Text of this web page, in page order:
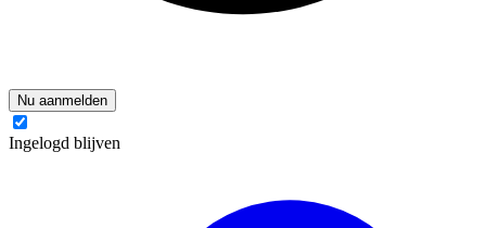
Nu aanmelden
Ingelogd blijven